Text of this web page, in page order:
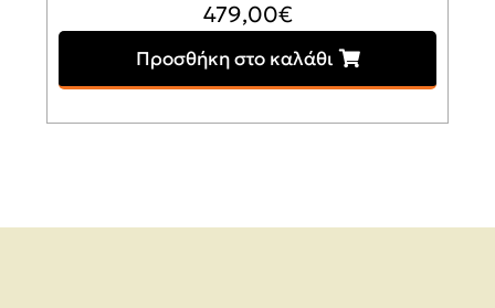
479,00€
Προσθήκη στο καλάθι